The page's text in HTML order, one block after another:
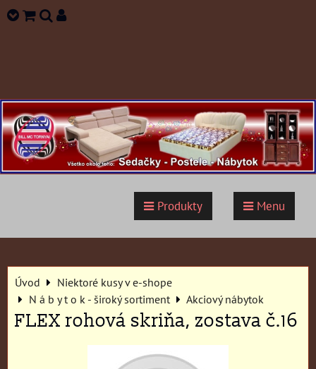
Produkty Menu
Úvod
Niektoré kusy v e-shope
N á b y t o k - široký sortiment
Akciový nábytok
FLEX rohová skriňa, zostava č.16